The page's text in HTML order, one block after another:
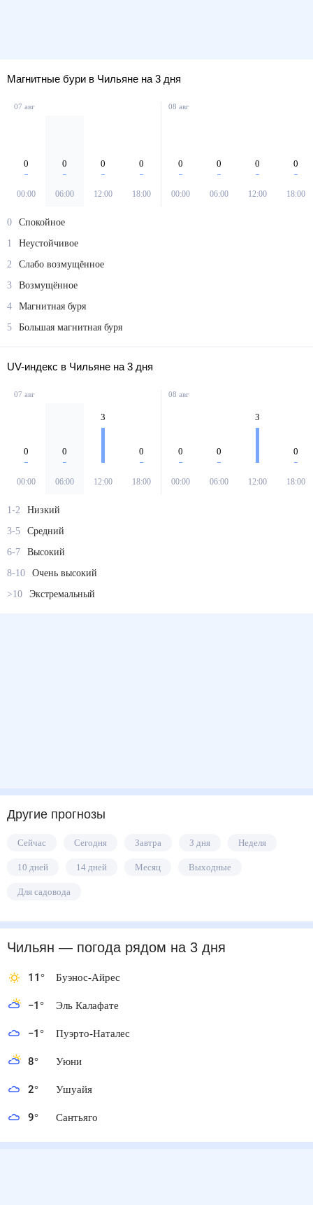
Магнитные бури в Чильяне на 3 дня
07 авг
0
00:00
0
06:00
0
12:00
0
18:00
08 авг
0
00:00
0
06:00
0
12:00
0
18:00
0
Спокойное
1
Неустойчивое
2
Слабо возмущённое
3
Возмущённое
4
Магнитная буря
5
Большая магнитная буря
UV-индекс в Чильяне на 3 дня
07 авг
0
00:00
0
06:00
3
12:00
0
18:00
08 авг
0
00:00
0
06:00
3
12:00
0
18:00
1-2
Низкий
3-5
Средний
6-7
Высокий
8-10
Очень высокий
>10
Экстремальный
Другие прогнозы
Сейчас Сегодня Завтра 3 дня Неделя
10 дней 14 дней Месяц Выходные
Для садовода
Чильян — погода рядомна 3 дня
11° Буэнос-Айрес
−1° Эль Калафате
−1° Пуэрто-Наталес
8° Уюни
2° Ушуайя
9° Сантьяго